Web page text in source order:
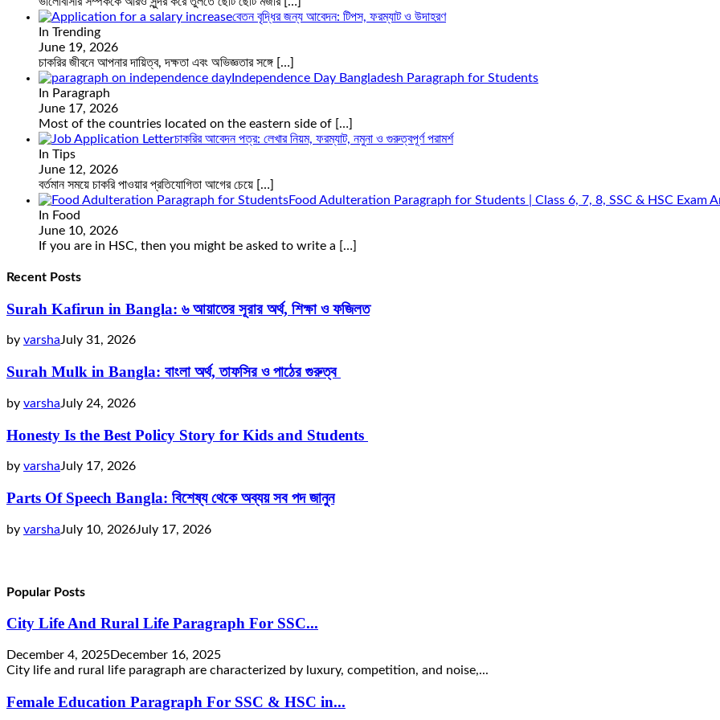
বেতন বৃদ্ধির জন্য আবেদন: টিপস, ফরম্যাট ও উদাহরণ
In Trending
June 19, 2026
চাকরির জীবনে আপনার দায়িত্ব, দক্ষতা এবং অভিজ্ঞতার সঙ্গে […]
Independence Day Bangladesh Paragraph for Students
In Paragraph
June 17, 2026
Most of the countries located on the eastern side of […]
চাকরির আবেদন পত্র: লেখার নিয়ম, ফরম্যাট, নমুনা ও গুরুত্বপূর্ণ পরামর্শ
In Tips
June 12, 2026
বর্তমান সময়ে চাকরি পাওয়ার প্রতিযোগিতা আগের চেয়ে […]
Food Adulteration Paragraph for Students | Class 6, 7, 8, SSC & HSC Exam
In Food
June 10, 2026
If you are in HSC, then you might be asked to write a […]
Recent Posts
Surah Kafirun in Bangla: ৬ আয়াতের সূরার অর্থ, শিক্ষা ও ফজিলত
by varshaJuly 31, 2026
Surah Mulk in Bangla: বাংলা অর্থ, তাফসির ও পাঠের গুরুত্ব
by varshaJuly 24, 2026
Honesty Is the Best Policy Story for Kids and Students
by varshaJuly 17, 2026
Parts Of Speech Bangla: বিশেষ্য থেকে অব্যয় সব পদ জানুন
by varshaJuly 10, 2026July 17, 2026
Popular Posts
City Life And Rural Life Paragraph For SSC...
December 4, 2025December 16, 2025
City life and rural life paragraph are characterized by luxury, competition, and noise,...
Female Education Paragraph For SSC & HSC in...